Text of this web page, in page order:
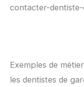
contacter-
Exemples de
les dentistes de